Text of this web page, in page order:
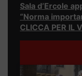
Sala d’Ercole
“Norma
CLICCA PER IL